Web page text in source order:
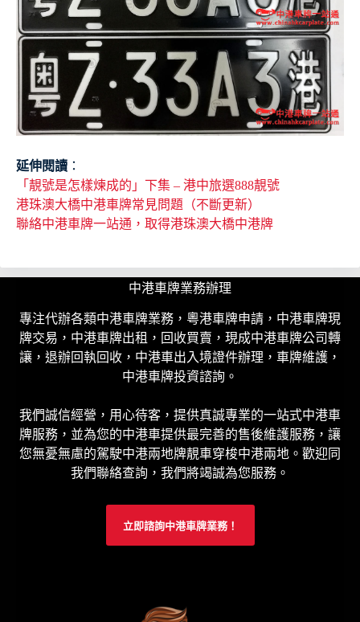
延伸閱讀 ：
「靚號是怎樣煉成的」下集 – 港中旅選888靚號
港珠澳大橋中港車牌常見問題（不斷更新）
聯絡中港車牌一站通，取得港珠澳大橋中港牌
中港車牌業務辦理
專注代辦各類中港車牌業務，粵港車牌申請，中港車牌現
牌交易，中港車牌出租，回收買賣，現成中港車牌公司轉
讓，退辦回執回收，中港車出入境證件辦理，車牌維護，
中港車牌投資諮詢。
我們誠信經營，用心待客，提供真誠專業的一站式中港車
牌服務，並為您的中港車提供最完善的售後維護服務，讓
您無憂無慮的駕駛中港兩地牌靚車穿梭中港兩地。歡迎同
我們聯絡查詢，我們將竭誠為您服務。
立即諮詢中港車牌業務！